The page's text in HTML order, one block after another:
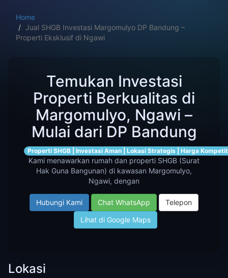
Home
Jual SHGB Investasi Margomulyo DP Bandung –
Properti Eksklusif di Ngawi
Temukan Investasi
Properti Berkualitas di
Margomulyo, Ngawi –
Mulai dari DP Bandung
Properti SHGB | Investasi Aman | Lokasi Strategis | Harga
Kami menawarkan rumah dan properti SHGB (Surat
Hak Guna Bangunan) di kawasan Margomulyo,
Ngawi, dengan
Hubungi Kami Chat WhatsApp
Telepon
Lihat di Google Maps
Lokasi